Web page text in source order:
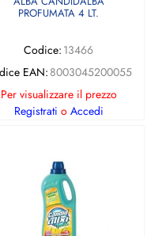
PROFUMATA 4 LT.
Codice: 13466
EAN: 8003045200055
Per visualizzare il prezzo
Registrati o Accedi